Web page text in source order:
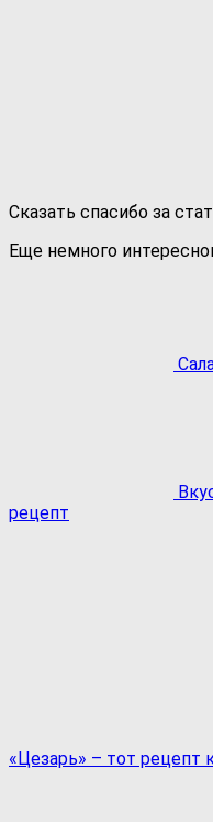
Сказать спасибо за
Еще немного
рецепт
«Цезарь» – тот рецепт